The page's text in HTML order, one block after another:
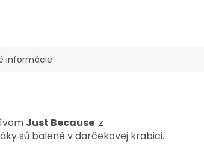
informácie
Just Because z
sú balené v darčekovej krabici.